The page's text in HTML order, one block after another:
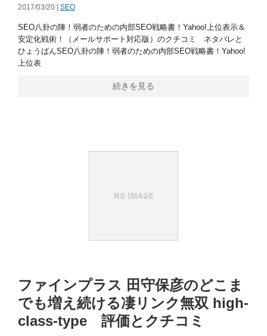
2017/03/20 | SEO
SEO八卦の陣！弱者のための内部SEO戦略書！Yahoo!上位表示＆
安定化戦術！（メールサポート対応版）のクチコミ ネタバレと
ひょうばんSEO八卦の陣！弱者のための内部SEO戦略書！Yahoo!
上位表
続きを見る
ファインプラス 田守保彦のどこま
でも増え続ける凄リンク無双 high-
class-type 評価とクチコミ